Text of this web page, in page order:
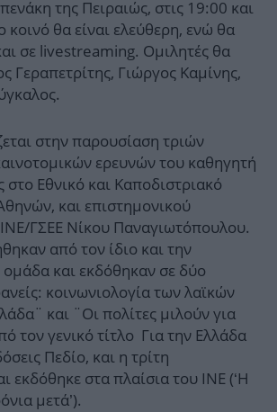
της Πειραιώς, στις 19:00 και
κοινό θα είναι ελεύθερη, ενώ θα
σε livestreaming. Ομιλητές θα
Γεραπετρίτης, Γιώργος Καμίνης,
στην παρουσίαση τριών
ερευνών του καθηγητή
στο Εθνικό και Καποδιστριακό
και επιστημονικού
ΓΣΕΕ Νίκου Παναγιωτόπουλου.
από τον ίδιο και την
ομάδα και εκδόθηκαν σε δύο
κοινωνιολογία των λαϊκών
και ¨Οι πολίτες μιλούν για
τον γενικό τίτλο Για την Ελλάδα
Πεδίο, και η τρίτη
εκδόθηκε στα πλαίσια του ΙΝΕ (‘Η
μετά’).